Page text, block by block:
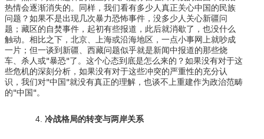
热情会逐渐消失的。同样，我们看有多少人真正关心中国的民族
问题？如果不是出现几次暴力恐怖事件，没多少人关心新疆问
题；藏区的自焚事件，起初有些报道，此后就消歇了，也没什么
触动。相比之下，北京、上海或沿海地区，一点小事网上就吵成
一片；但一谈到新疆、西藏问题似乎就是新闻中报道的那些烧
车、杀人或"暴恐"了。这个心态到底是怎么来的？如果没有对于这
些危机的深刻分析，如果没有对于这些冲突的严重性的充分认
识，我们对"中国"就没有真正的理解，也谈不上重建作为政治范畴
的"中国"。
冷战格局的转变与两岸关系